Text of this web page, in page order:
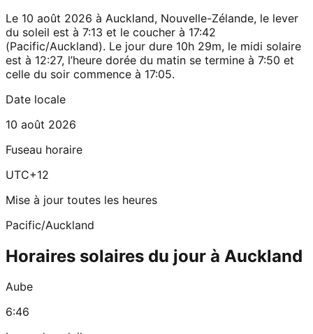
Le 10 août 2026 à Auckland, Nouvelle-Zélande, le lever
du soleil est à 7:13 et le coucher à 17:42
(Pacific/Auckland). Le jour dure 10h 29m, le midi solaire
est à 12:27, l’heure dorée du matin se termine à 7:50 et
celle du soir commence à 17:05.
Date locale
10 août 2026
Fuseau horaire
UTC+12
Mise à jour toutes les heures
Pacific/Auckland
Horaires solaires du jour à Auckland
Aube
6:46